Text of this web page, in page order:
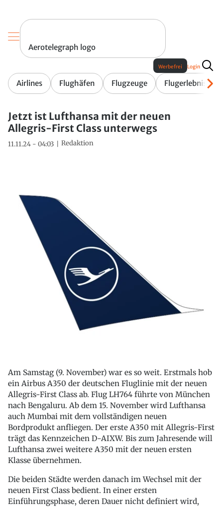
Aerotelegraph logo
Airlines Flughäfen Flugzeuge Flugerlebnis
Werbefrei Login
Jetzt ist Lufthansa mit der neuen
Allegris-First Class unterwegs
11.11.24 - 04:03 Redaktion
Am Samstag (9. November) war es so weit. Erstmals hob
ein Airbus A350 der deutschen Fluglinie mit der neuen
Allegris-First Class ab. Flug LH764 führte von München
nach Bengaluru. Ab dem 15. November wird Lufthansa
auch Mumbai mit dem vollständigen neuen
Bordprodukt anfliegen. Der erste A350 mit Allegris-First
trägt das Kennzeichen D-AIXW. Bis zum Jahresende will
Lufthansa zwei weitere A350 mit der neuen ersten
Klasse übernehmen.
Die beiden Städte werden danach im Wechsel mit der
neuen First Class bedient. In einer ersten
Einführungsphase, deren Dauer nicht definiert wird,